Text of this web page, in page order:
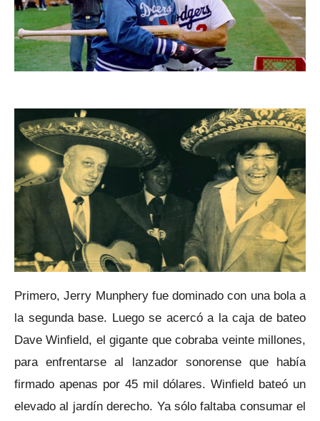
Primero, Jerry Munphery fue dominado con una bola a
la segunda base. Luego se acercó a la caja de bateo
Dave Winfield, el gigante que cobraba veinte millones,
para enfrentarse al lanzador sonorense que había
firmado apenas por 45 mil dólares. Winfield bateó un
elevado al jardín derecho. Ya sólo faltaba consumar el